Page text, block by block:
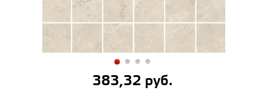
383,32 руб.